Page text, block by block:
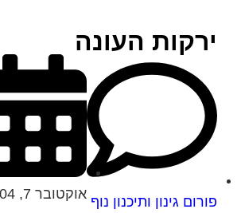
ירקות העונה
פורום גינון ותיכנון נוף אוקטובר 7, 2004